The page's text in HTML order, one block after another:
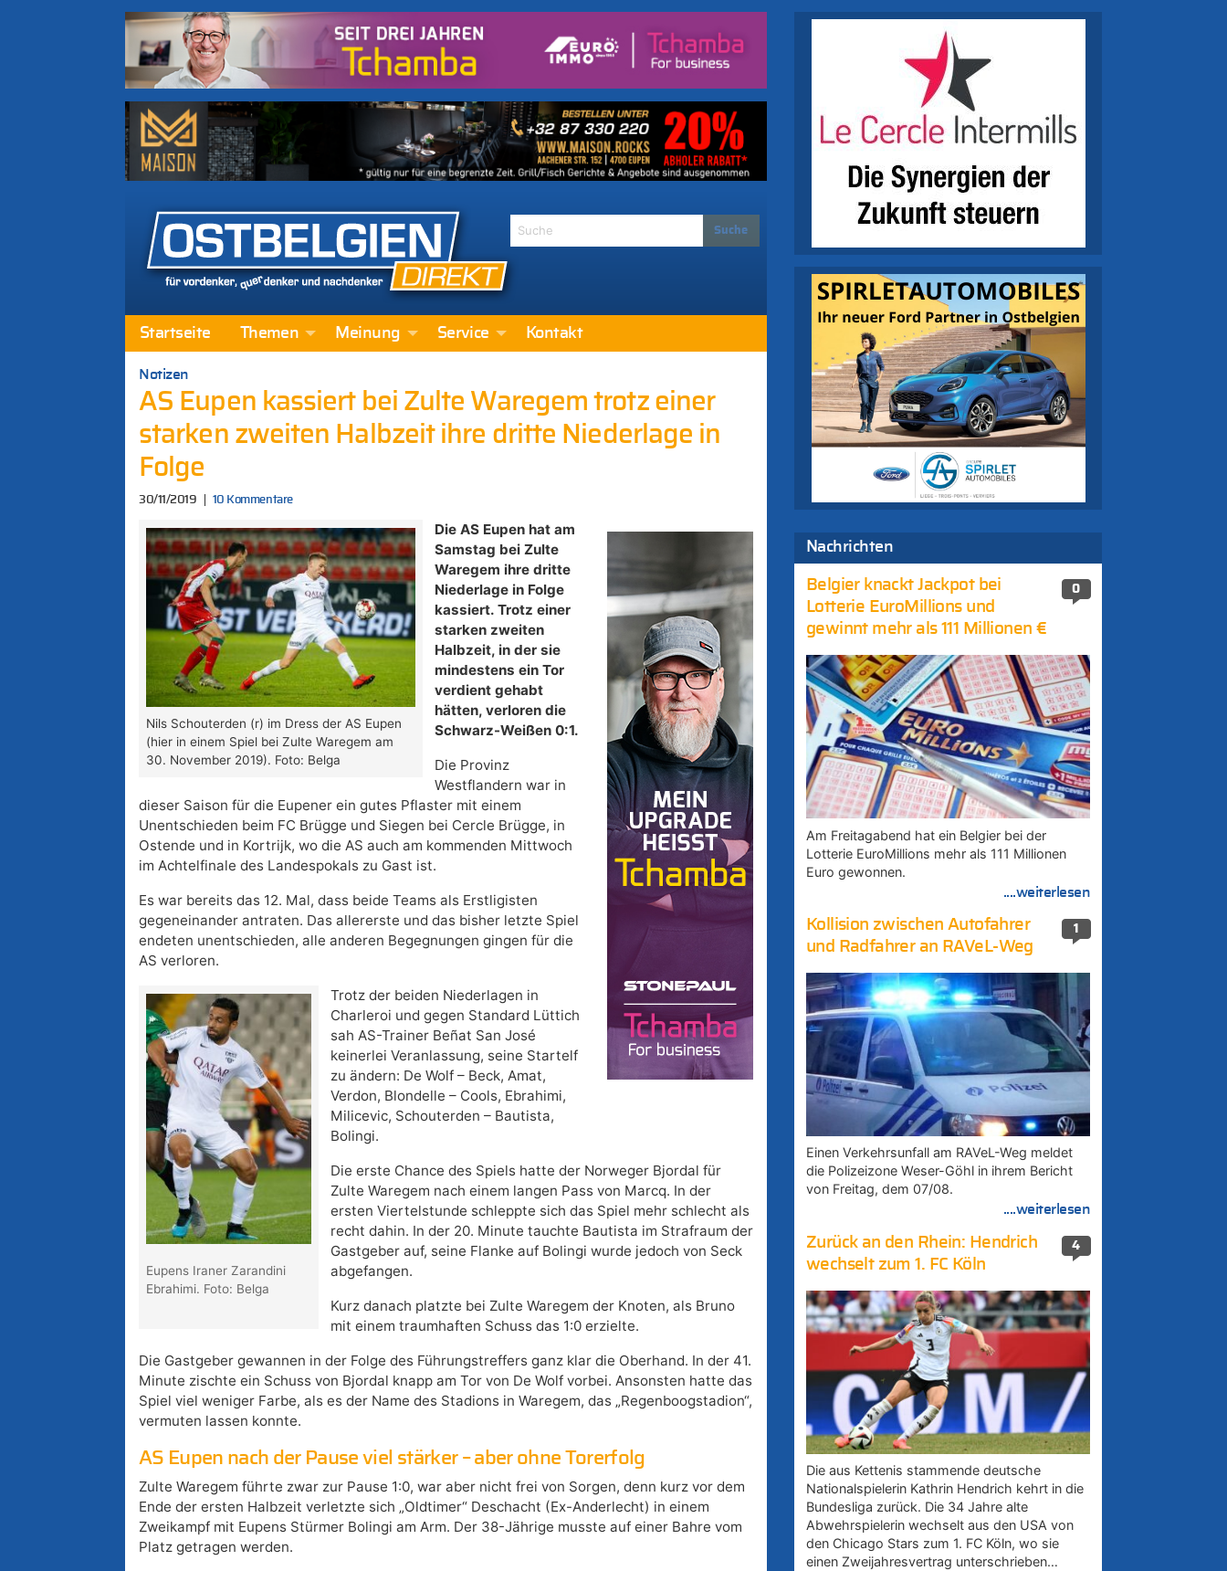
Startseite Themen Meinung Service Kontakt
Notizen
AS Eupen kassiert bei Zulte Waregem trotz einer
starken zweiten Halbzeit ihre dritte Niederlage in
Folge
30/11/2019 10 Kommentare
Nils Schouterden (r) im Dress der AS Eupen
(hier in einem Spiel bei Zulte Waregem am
30. November 2019). Foto: Belga
Die AS Eupen hat am
Samstag bei Zulte
Waregem ihre dritte
Niederlage in Folge
kassiert. Trotz einer
starken zweiten
Halbzeit, in der sie
mindestens ein Tor
verdient gehabt
hätten, verloren die
Schwarz-Weißen 0:1.
Die Provinz
Westflandern war in
dieser Saison für die Eupener ein gutes Pflaster mit einem
Unentschieden beim FC Brügge und Siegen bei Cercle Brügge, in
Ostende und in Kortrijk, wo die AS auch am kommenden Mittwoch
im Achtelfinale des Landespokals zu Gast ist.
Es war bereits das 12. Mal, dass beide Teams als Erstligisten
gegeneinander antraten. Das allererste und das bisher letzte Spiel
endeten unentschieden, alle anderen Begegnungen gingen für die
AS verloren.
Eupens Iraner Zarandini
Ebrahimi. Foto: Belga
Trotz der beiden Niederlagen in
Charleroi und gegen Standard Lüttich
sah AS-Trainer Beñat San José
keinerlei Veranlassung, seine Startelf
zu ändern: De Wolf – Beck, Amat,
Verdon, Blondelle – Cools, Ebrahimi,
Milicevic, Schouterden – Bautista,
Bolingi.
Die erste Chance des Spiels hatte der Norweger Bjordal für
Zulte Waregem nach einem langen Pass von Marcq. In der
ersten Viertelstunde schleppte sich das Spiel mehr schlecht als
recht dahin. In der 20. Minute tauchte Bautista im Strafraum der
Gastgeber auf, seine Flanke auf Bolingi wurde jedoch von Seck
abgefangen.
Kurz danach platzte bei Zulte Waregem der Knoten, als Bruno
mit einem traumhaften Schuss das 1:0 erzielte.
Die Gastgeber gewannen in der Folge des Führungstreffers ganz klar die Oberhand. In der 41.
Minute zischte ein Schuss von Bjordal knapp am Tor von De Wolf vorbei. Ansonsten hatte das
Spiel viel weniger Farbe, als es der Name des Stadions in Waregem, das „Regenboogstadion“,
vermuten lassen konnte.
AS Eupen nach der Pause viel stärker – aber ohne Torerfolg
Zulte Waregem führte zwar zur Pause 1:0, war aber nicht frei von Sorgen, denn kurz vor dem
Ende der ersten Halbzeit verletzte sich „Oldtimer“ Deschacht (Ex-Anderlecht) in einem
Zweikampf mit Eupens Stürmer Bolingi am Arm. Der 38-Jährige musste auf einer Bahre vom
Platz getragen werden.
Nachrichten
0
Belgier knackt Jackpot bei
Lotterie EuroMillions und
gewinnt mehr als 111 Millionen €
Am Freitagabend hat ein Belgier bei der
Lotterie EuroMillions mehr als 111 Millionen
Euro gewonnen.
....weiterlesen
1
Kollision zwischen Autofahrer
und Radfahrer an RAVeL-Weg
Einen Verkehrsunfall am RAVeL-Weg meldet
die Polizeizone Weser-Göhl in ihrem Bericht
von Freitag, dem 07/08.
....weiterlesen
4
Zurück an den Rhein: Hendrich
wechselt zum 1. FC Köln
Die aus Kettenis stammende deutsche
Nationalspielerin Kathrin Hendrich kehrt in die
Bundesliga zurück. Die 34 Jahre alte
Abwehrspielerin wechselt aus den USA von
den Chicago Stars zum 1. FC Köln, wo sie
einen Zweijahresvertrag unterschrieben…